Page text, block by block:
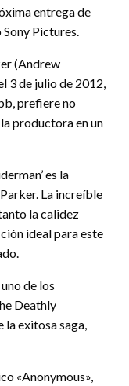
entrega de
Pictures.
(Andrew
3 de julio de 2012,
prefiere no
productora en un
es la
La increíble
la calidez
ideal para este
de los
Deathly
la exitosa saga,
«Anonymous»,